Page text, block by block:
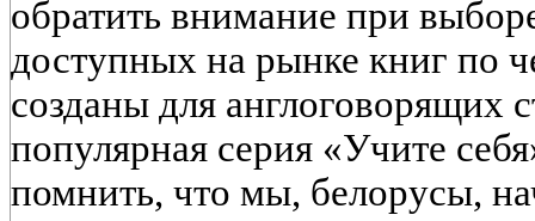
обратить внимание при
доступных на рынке книг по
созданы для англоговорящих
популярная серия «Учите
помнить, что мы, белорусы,